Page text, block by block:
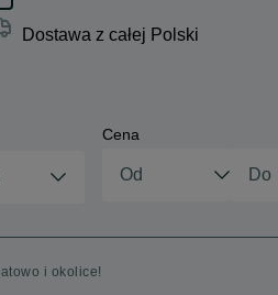
Dostawa z całej Polski
Cena
i okolice!